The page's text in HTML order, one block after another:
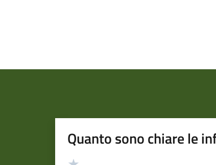
Quanto sono chiare le
Valutazione